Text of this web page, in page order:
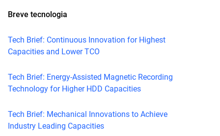
Breve tecnologia
Tech Brief: Continuous Innovation for Highest
Capacities and Lower TCO
Tech Brief: Energy-Assisted Magnetic Recording
Technology for Higher HDD Capacities
Tech Brief: Mechanical Innovations to Achieve
Industry Leading Capacities